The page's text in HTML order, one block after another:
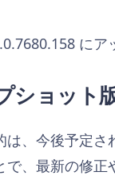
にア
ショット
は、今後予定
で、最新の修